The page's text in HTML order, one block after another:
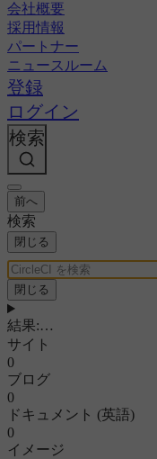
会社概要
採用情報
パートナー
ニュースルーム
登録
ログイン
検索
前へ
検索
閉じる
閉じる
結果:…
サイト
0
ブログ
0
ドキュメント (英語)
0
イメージ